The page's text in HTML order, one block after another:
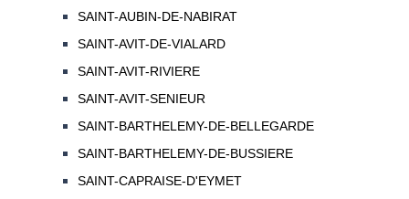
SAINT-AUBIN-DE-NABIRAT
SAINT-AVIT-DE-VIALARD
SAINT-AVIT-RIVIERE
SAINT-AVIT-SENIEUR
SAINT-BARTHELEMY-DE-BELLEGARDE
SAINT-BARTHELEMY-DE-BUSSIERE
SAINT-CAPRAISE-D'EYMET